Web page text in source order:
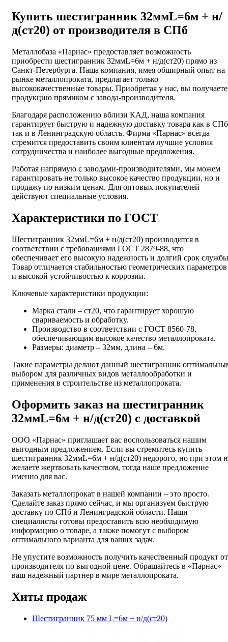
Купить шестигранник 32ммL=6м + н/
д(ст20) от производителя в СПб
Металлобаза «Парнас» предоставляет возможность
приобрести шестигранник 32ммL=6м + н/д(ст20) прямо из
Санкт-Петербурга. Наша компания, имея обширный опыт на
рынке металлопроката, предлагает только
высококачественные товары. Приобретая у нас, вы получаете
продукцию прямиком с завода-производителя.
Благодаря расположению вблизи КАД, наша компания
гарантирует быструю и надежную доставку товара как в
так и в Ленинградскую область. Фирма «Парнас» всегда
стремится предоставить своим клиентам лучшие условия
сотрудничества и наиболее выгодные предложения.
Работая напрямую с заводами-производителями, мы можем
гарантировать не только высокое качество продукции, но и
продажу по низким ценам. Для оптовых покупателей
действуют специальные условия.
Характеристики по ГОСТ
Шестигранник 32ммL=6м + н/д(ст20) производится в
соответствии с требованиями ГОСТ 2879-88, что
обеспечивает его высокую надежность и долгий срок
Товар отличается стабильностью геометрических параметров
и высокой устойчивостью к коррозии.
Ключевые характеристики продукции:
Марка стали – ст20, что гарантирует хорошую
свариваемость и обработку.
Производство в соответствии с ГОСТ 8560-78,
обеспечивающим высокое качество металлопроката.
Размеры: диаметр – 32мм, длина – 6м.
Такие параметры делают данный шестигранник
выбором для различных видов металлообработки и
применения в строительстве из металлопроката.
Оформить заказ на шестигранник
32ммL=6м + н/д(ст20) с доставкой
ООО «Парнас» приглашает вас воспользоваться нашим
выгодным предложением. Если вы стремитесь купить
шестигранник 32ммL=6м + н/д(ст20) недорого, но при этом
желаете жертвовать качеством, тогда наше предложение
именно для вас.
Заказать металлопрокат в нашей компании – это просто.
Сделайте заказ прямо сейчас, и мы организуем быструю
доставку по СПб и Ленинградской области. Наши
специалисты готовы предоставить всю необходимую
информацию о товаре, а также помогут с выбором
оптимального варианта для ваших задач.
Не упустите возможность получить качественный продукт от
производителя по выгодной цене. Обращайтесь в «Парнас» –
ваш надежный партнер в мире металлопроката.
Хиты продаж
Шестигранник 75 мм L=6м + н/д(ст20)